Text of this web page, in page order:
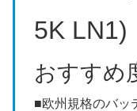
5K LN1)
おすすめ
■欧州規格のバッ